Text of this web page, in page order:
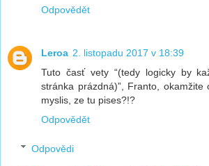
Odpovědět
Leroa 2. listopadu 2017 v 18:39
Tuto časť vety “(tedy logicky by
stránka prázdná)”, Franto,
myslis, ze tu pises?!?
Odpovědět
Odpovědi